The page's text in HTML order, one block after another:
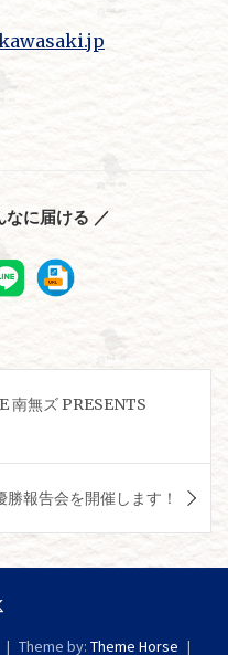
なに届ける ／
南無ズ PRESENTS
報告会を開催します！
Theme by: Theme Horse